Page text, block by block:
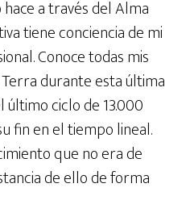
hace a través del Alma
tiene conciencia de mi
Conoce todas mis
durante esta última
ciclo de 13.000
fin en el tiempo lineal.
que no era de
de ello de forma